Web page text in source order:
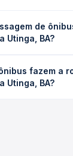
23h 40min,
de serviço
opção na data
de
Utinga, BA?
BA custa em
viagem, a
fazem a
Utinga, BA?